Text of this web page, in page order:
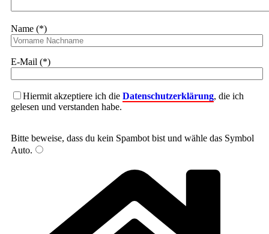
Name (*)
E-Mail (*)
Hiermit akzeptiere ich die Datenschutzerklärung, die ich
gelesen und verstanden habe.
Bitte beweise, dass du kein Spambot bist und wähle das Symbol
Auto.